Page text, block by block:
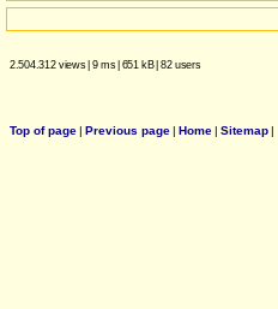
2.504.312 views| 9 ms| 651 kB| 82 users
Top of page| Previous page| Home| Sitemap|